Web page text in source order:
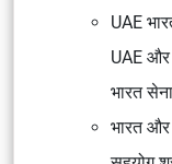
UAE
UAE और
भारत
भारत और